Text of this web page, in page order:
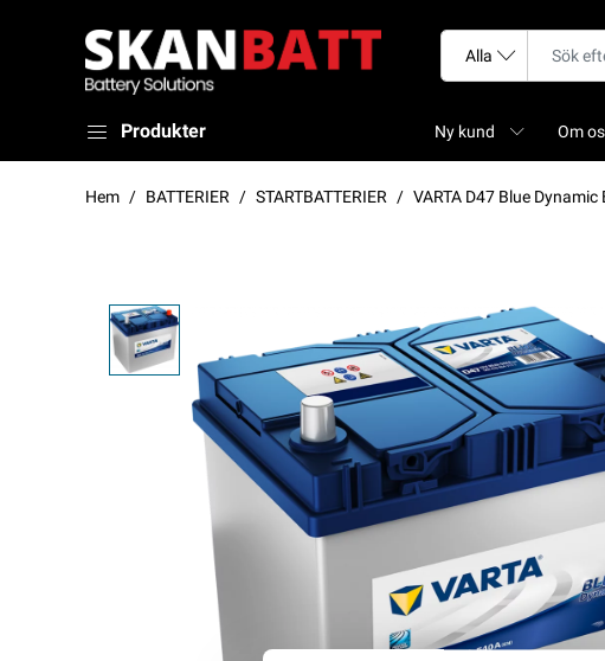
Produkter Ny kund Om
Hem BATTERIER STARTBATTERIER VARTA D47 Blue